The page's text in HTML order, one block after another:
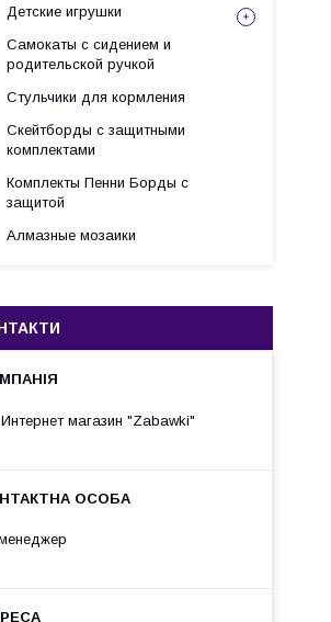
Детские игрушки
Самокаты с сидением и
родительской ручкой
Стульчики для кормления
Скейтборды с защитными
комплектами
Комплекты Пенни Борды с
защитой
Алмазные мозаики
Интернет магазин "Zabawki"